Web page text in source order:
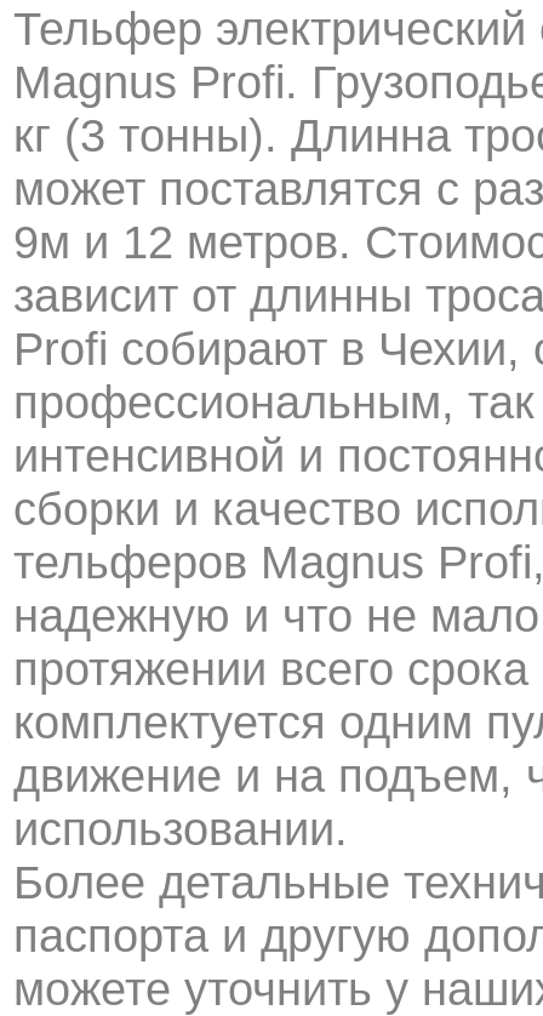
Тельфер
Magnus Profi.
кг (3 тонны). Длинна
может поставлятся с
9м и 12 метров.
зависит от длинны
Profi собирают в Чехии,
профессиональным, так
интенсивной и
сборки и качество
тельферов Magnus
надежную и что не
протяжении всего
комплектуется одним
движение и на подъем,
использовании.
Более детальные
паспорта и другую
можете уточнить у